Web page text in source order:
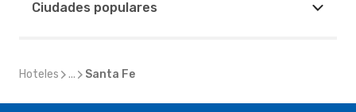
Ciudades populares
Hoteles ... Santa Fe